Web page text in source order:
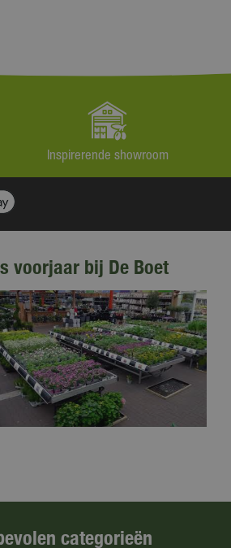
Inspirerende showroom
voorjaar bij De Boet
categorieën